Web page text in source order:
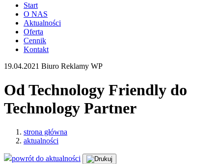
Start
O NAS
Aktualności
Oferta
Cennik
Kontakt
19.04.2021 Biuro Reklamy WP
Od Technology Friendly​ do
Technology Partner
strona główna
aktualności
powrót do aktualności